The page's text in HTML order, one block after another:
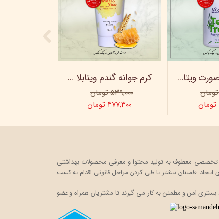
کرم جوانه گندم ویتابلا - تیوپی 60 میلی‌ لیتر
۵۳۹,۰۰۰ تومان
۳۷۷,۳۰۰ تومان
ژل شستشو صورت ویتابلا - 300 میلی لیتر
را در قالب یک فروشگاه اینترنتی، به صورت تخصصی معطوف به تولید محتوا و معرفی محصولات بهداشتی
اطمینان بیشتر باطی کردن مراحل قانونی اقدام به کسب
امن و مطمئن به کار می گیرند تا مشتریان همراه و عضو